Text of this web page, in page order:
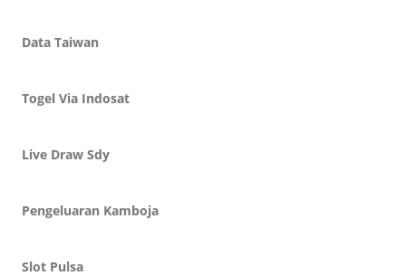
Data Taiwan
Togel Via Indosat
Live Draw Sdy
Pengeluaran Kamboja
Slot Pulsa